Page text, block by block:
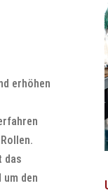
erhöhen
das
den